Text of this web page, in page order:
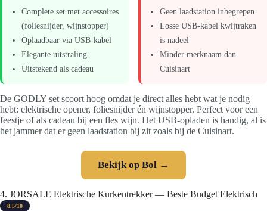
Complete set met accessoires
(foliesnijder, wijnstopper)
Oplaadbaar via USB-kabel
Elegante uitstraling
Uitstekend als cadeau
Geen laadstation inbegrepen
Losse USB-kabel kwijtraken
is nadeel
Minder merknaam dan
Cuisinart
De GODLY set scoort hoog omdat je direct alles hebt wat je nodig
hebt: elektrische opener, foliesnijder én wijnstopper. Perfect voor een
feestje of als cadeau bij een fles wijn. Het USB-opladen is handig, al is
het jammer dat er geen laadstation bij zit zoals bij de Cuisinart.
Bekijk op Bol →
4. JORSALE Elektrische Kurkentrekker — Beste Budget Elektrisch
8.5/10